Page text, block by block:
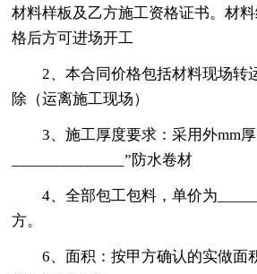
材料样板及乙方施工资格证书。材
格后方可进场开工
2、本合同价格包括材料现场转
除（运离施工现场）
3、施工厚度要求：采用外mm厚
______________”防水卷材
4、全部包工包料，单价为
方。
6、面积：按甲方确认的实做面